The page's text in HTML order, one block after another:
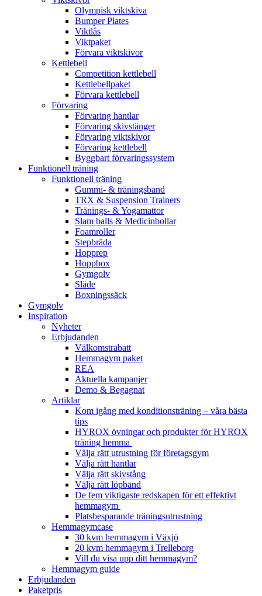
Olympisk viktskiva
Bumper Plates
Viktlås
Viktpaket
Förvara viktskivor
Kettlebell
Competition kettlebell
Kettlebellpaket
Förvara kettlebell
Förvaring
Förvaring hantlar
Förvaring skivstänger
Förvaring viktskivor
Förvaring kettlebell
Byggbart förvaringssystem
Funktionell träning
Funktionell träning
Gummi- & träningsband
TRX & Suspension Trainers
Tränings- & Yogamattor
Slam balls & Medicinbollar
Foamroller
Stepbräda
Hopprep
Hoppbox
Gymgolv
Släde
Boxningssäck
Gymgolv
Inspiration
Nyheter
Erbjudanden
Välkomstrabatt
Hemmagym paket
REA
Aktuella kampanjer
Demo & Begagnat
Artiklar
Kom igång med konditionsträning – våra bästa
tips
HYROX övningar och produkter för HYROX
träning hemma
Välja rätt utrustning för företagsgym
Välja rätt hantlar
Välja rätt skivstång
Välja rätt löpband
De fem viktigaste redskapen för ett effektivt
hemmagym
Platsbesparande träningsutrustning
Hemmagymcase
30 kvm hemmagym i Växjö
20 kvm hemmagym i Trelleborg
Vill du visa upp ditt hemmagym?
Hemmagym guide
Erbjudanden
Paketpris